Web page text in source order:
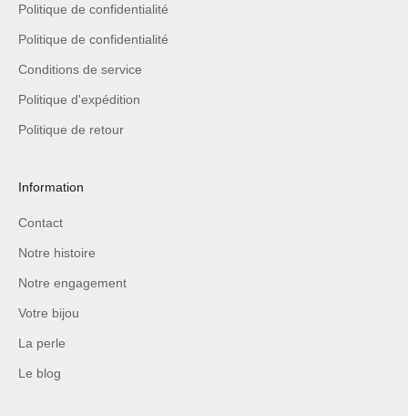
Politique de confidentialité
Politique de confidentialité
Conditions de service
Politique d'expédition
Politique de retour
Information
Contact
Notre histoire
Notre engagement
Votre bijou
La perle
Le blog